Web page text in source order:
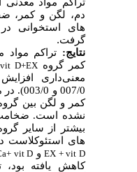
دم، لگن و کمر،
های استخوانی در
گرفت.
نتایج:تراکم مواد
کمر گروهvit D+EX
معنی
007/0 و 003/0). در
کمر و لگن بین گروه
نشده است. ضخامت
بیشتر از سایر گروه
های استئوکلاست
vit D
+
EX و vit D
+
Ca
کاهش یافته بود،